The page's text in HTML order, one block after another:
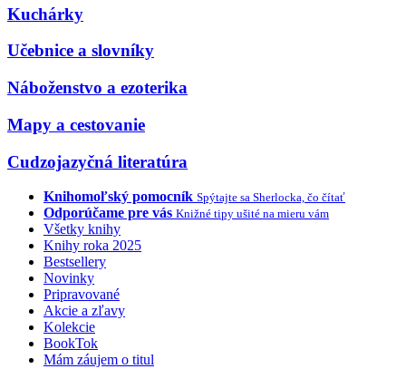
Kuchárky
Učebnice a slovníky
Náboženstvo a ezoterika
Mapy a cestovanie
Cudzojazyčná literatúra
Knihomoľský pomocník Spýtajte sa Sherlocka, čo čítať
Odporúčame pre vás Knižné tipy ušité na mieru vám
Všetky knihy
Knihy roka 2025
Bestsellery
Novinky
Pripravované
Akcie a zľavy
Kolekcie
BookTok
Mám záujem o titul